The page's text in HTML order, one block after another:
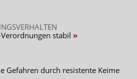
stabil
Gefahren durch resistente Keime